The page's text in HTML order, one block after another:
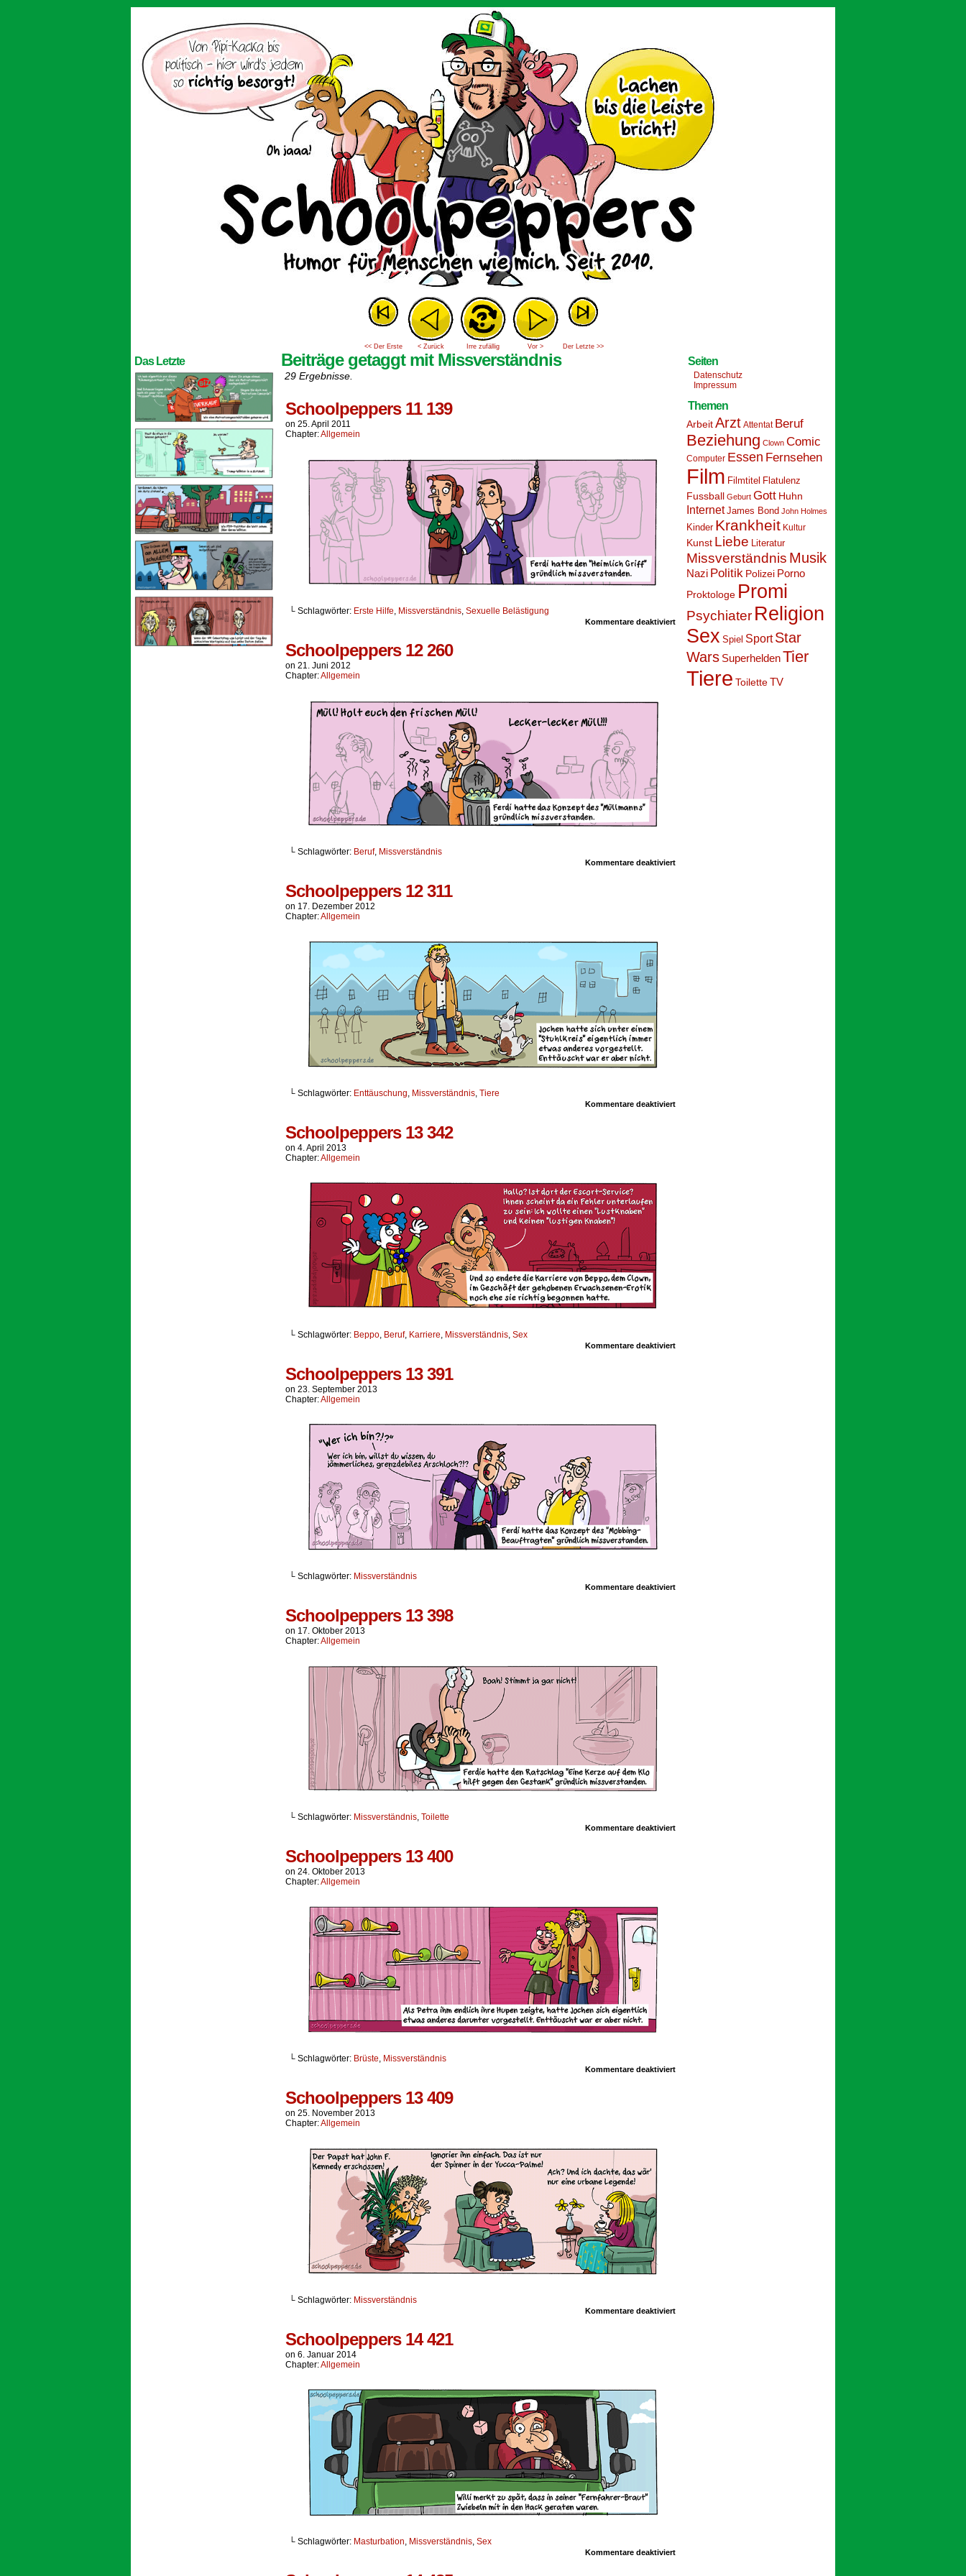
<< Der Erste < Zurück Irre zufällig Vor > Der Letzte >>
Das Letzte Beiträge getaggt mit Missverständnis
29 Ergebnisse.
Schoolpeppers 11 139
on 25. April 2011
Chapter:Allgemein
└ Schlagwörter: Erste Hilfe Missverständnis Sexuelle Belästigung
Kommentare deaktiviertfür
Schoolpeppers
Schoolpeppers 12 260
on 21. Juni 2012
Chapter:Allgemein
└ Schlagwörter: Beruf, Missverständnis
Kommentare deaktiviertfür
Schoolpeppers 12 311
on 17. Dezember 2012
Chapter:Allgemein
└ Schlagwörter: Enttäuschung, Missverständnis, Tiere
Kommentare deaktiviertfür
Schoolpeppers 13 342
on 4. April 2013
Chapter:Allgemein
└ Schlagwörter: Beppo, Beruf, Karriere, Missverständnis, Sex
Kommentare deaktiviertfür
Schoolpeppers 13 391
on 23. September 2013
Chapter:Allgemein
└ Schlagwörter: Missverständnis
Kommentare deaktiviertfür
Schoolpeppers 13 398
on 17. Oktober 2013
Chapter:Allgemein
└ Schlagwörter: Missverständnis, Toilette
Kommentare deaktiviertfür
Schoolpeppers 13 400
on 24. Oktober 2013
Chapter:Allgemein
└ Schlagwörter: Brüste, Missverständnis
Kommentare deaktiviertfür
Schoolpeppers 13 409
on 25. November 2013
Chapter:Allgemein
└ Schlagwörter: Missverständnis
Kommentare deaktiviertfür
Schoolpeppers 14 421
on 6. Januar 2014
Chapter:Allgemein
└ Schlagwörter: Masturbation Missverständnis Sex
Kommentare deaktiviertfür
Seiten
Datenschutz
Impressum
Themen
ArbeitArzt Attentat Beruf
Beziehung Clown Comic
Computer Essen Fernsehen
Film Filmtitel Flatulenz
Fussball Geburt Gott Huhn
Internet James Bond John Holmes
Kinder Krankheit Kultur
Kunst Liebe Literatur
Missverständnis Musik
Nazi Politik Polizei Porno
Proktologe Promi
Psychiater Religion
Sex Spiel Sport Star
Wars SuperheldenTier
Tiere ToiletteTV